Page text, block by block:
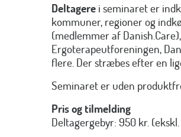
Deltagere i seminaret er
kommuner, regioner og
(medlemmer af
Ergoterapeutforeningen,
flere. Der stræbes efter en
Seminaret er uden
Pris og tilmelding
Deltagergebyr: 950 kr.